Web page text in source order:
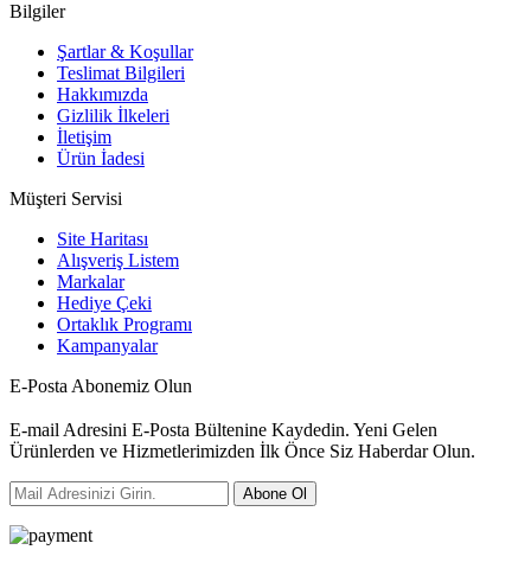
Bilgiler
Şartlar & Koşullar
Teslimat Bilgileri
Hakkımızda
Gizlilik İlkeleri
İletişim
Ürün İadesi
Müşteri Servisi
Site Haritası
Alışveriş Listem
Markalar
Hediye Çeki
Ortaklık Programı
Kampanyalar
E-Posta Abonemiz Olun
E-mail Adresini E-Posta Bültenine Kaydedin. Yeni Gelen
Ürünlerden ve Hizmetlerimizden İlk Önce Siz Haberdar Olun.
Abone Ol